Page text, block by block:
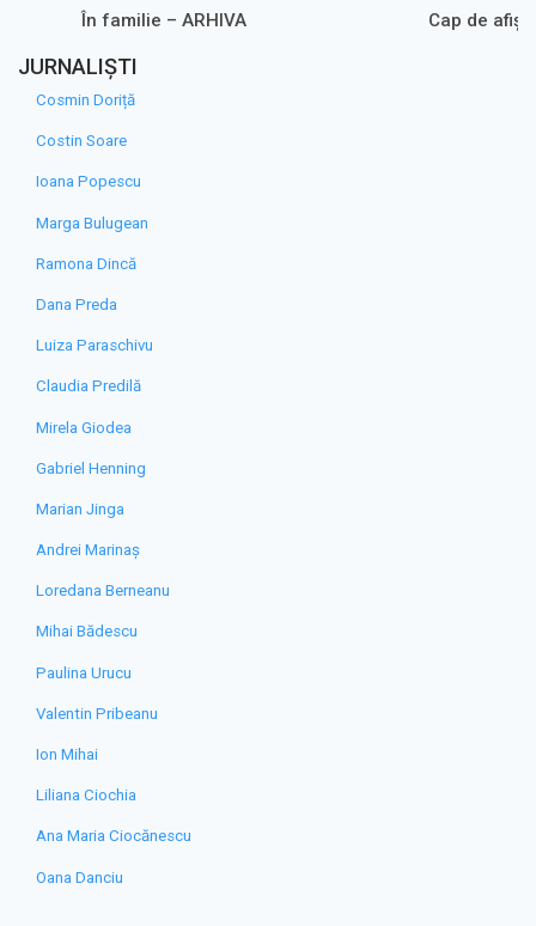
În familie – ARHIVA Cap de afiș
JURNALIȘTI
Cosmin Doriță
Costin Soare
Ioana Popescu
Marga Bulugean
Ramona Dincă
Dana Preda
Luiza Paraschivu
Claudia Predilă
Mirela Giodea
Gabriel Henning
Marian Jinga
Andrei Marinaș
Loredana Berneanu
Mihai Bădescu
Paulina Urucu
Valentin Pribeanu
Ion Mihai
Liliana Ciochia
Ana Maria Ciocănescu
Oana Danciu